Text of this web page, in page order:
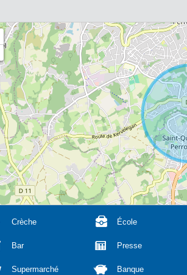
Crèche École
Bar Presse
Supermarché Banque